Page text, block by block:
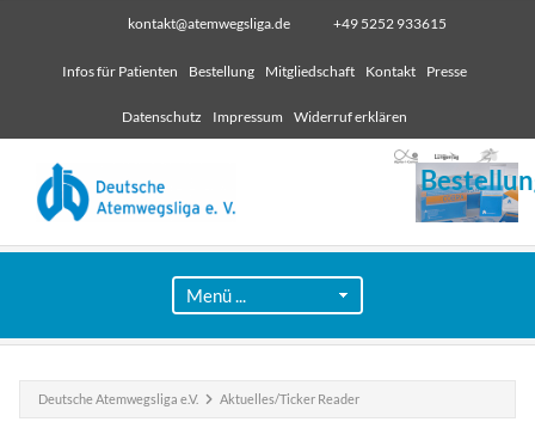
kontakt@atemwegsliga.de +49 5252 933615
Infos für Patienten Bestellung Mitgliedschaft Kontakt Presse
Datenschutz Impressum Widerruf erklären
Deutsche Atemwegsliga e.V. Aktuelles/Ticker Reader